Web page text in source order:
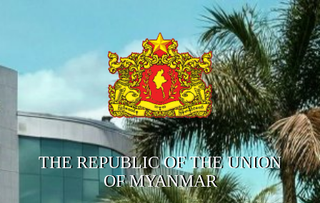
THE REPUBLIC OF THE UNION
OF MYANMAR